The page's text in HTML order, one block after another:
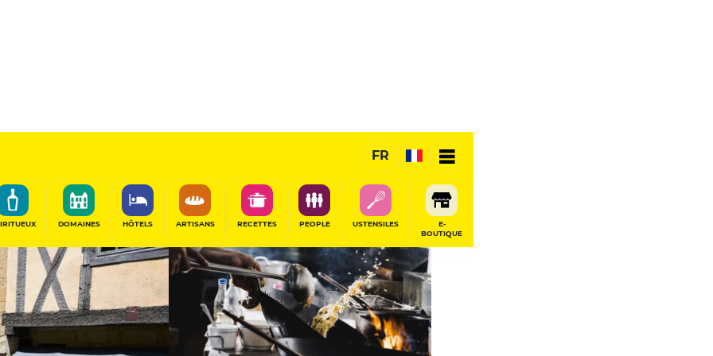
FR
DOMAINES HÔTELS ARTISANS RECETTES PEOPLE USTENSILES
E-
BOUTIQUE